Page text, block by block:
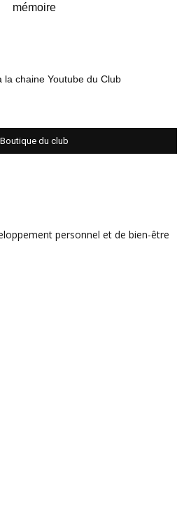
mémoire
la chaine Youtube du Club
Boutique du club
personnel et de bien-être